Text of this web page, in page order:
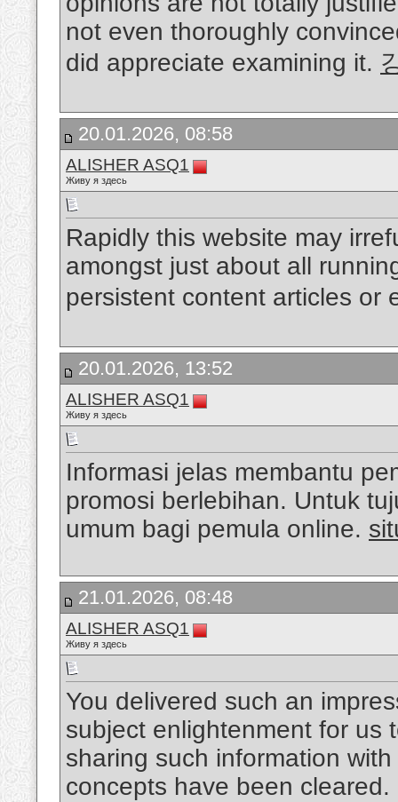
not even thoroughly
did appreciate examining it.
20.01.2026, 08:58
ALISHER ASQ1
Живу я здесь
Rapidly this website may
amongst just about all
persistent content articles or
20.01.2026, 13:52
ALISHER ASQ1
Живу я здесь
Informasi jelas membantu
promosi berlebihan. Untuk
umum bagi pemula online.
21.01.2026, 08:48
ALISHER ASQ1
Живу я здесь
You delivered such an
subject enlightenment for us
sharing such information
concepts have been cleared.